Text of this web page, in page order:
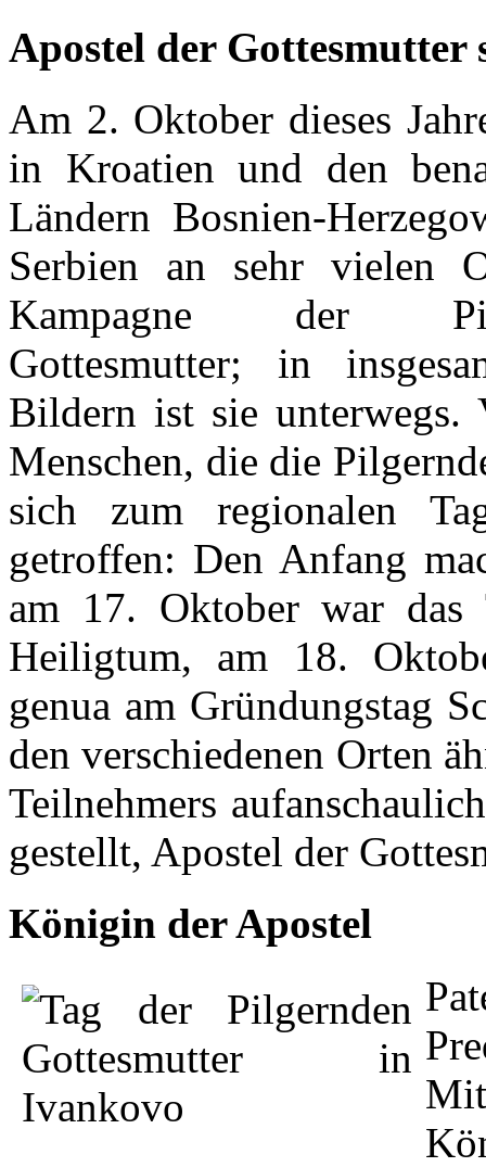
Apostel der Gottesmutter
Am 2. Oktober dieses
in Kroatien und den
Ländern Bosnien-
Serbien an sehr vielen
Kampagne der
Gottesmutter; in
Bildern ist sie unterwegs.
Menschen, die die
sich zum regionalen
getroffen: Den Anfang
am 17. Oktober war
Heiligtum, am 18.
genua am Gründungstag
den verschiedenen Orten
Teilnehmers
gestellt, Apostel der
Königin der Apostel